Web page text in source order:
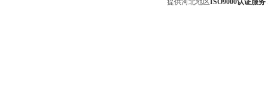
提供河北地区ISO9000认证服务